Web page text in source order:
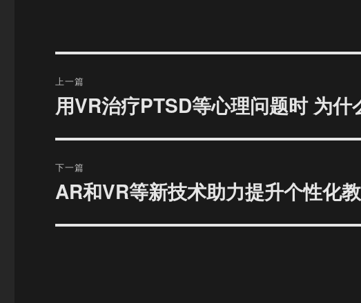
章
上一篇
上
篇
文
用VR治疗PTSD等心理问题时 为
下一篇
下
文
AR和VR等新技术助力提升个性化